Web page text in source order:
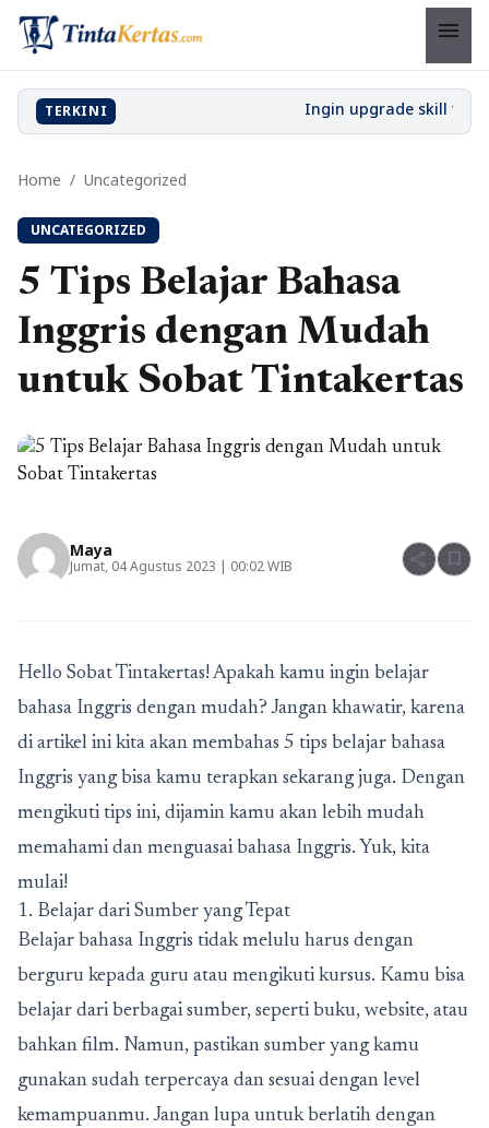
menu
TERKINI
Home / Uncategorized
UNCATEGORIZED
5 Tips Belajar Bahasa
Inggris dengan Mudah
untuk Sobat Tintakertas
Maya
Jumat, 04 Agustus 2023 | 00:02 WIB share bookmark
Hello Sobat Tintakertas! Apakah kamu ingin belajar
bahasa Inggris dengan mudah? Jangan khawatir, karena
di artikel ini kita akan membahas 5 tips belajar bahasa
Inggris yang bisa kamu terapkan sekarang juga. Dengan
mengikuti tips ini, dijamin kamu akan lebih mudah
memahami dan menguasai bahasa Inggris. Yuk, kita
mulai!
1. Belajar dari Sumber yang Tepat
Belajar bahasa Inggris tidak melulu harus dengan
berguru kepada guru atau mengikuti kursus. Kamu bisa
belajar dari berbagai sumber, seperti buku, website, atau
bahkan film. Namun, pastikan sumber yang kamu
gunakan sudah terpercaya dan sesuai dengan level
kemampuanmu. Jangan lupa untuk berlatih dengan